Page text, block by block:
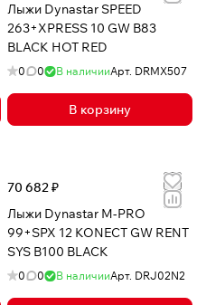
Лыжи Dynastar SPEED
263+XPRESS 10 GW B83
BLACK HOT RED
0 0 В наличииАрт. DRMX507
В корзину
70 682 ₽
Лыжи Dynastar M-PRO
99+SPX 12 KONECT GW RENT
SYS B100 BLACK
0 0 В наличииАрт. DRJ02N2